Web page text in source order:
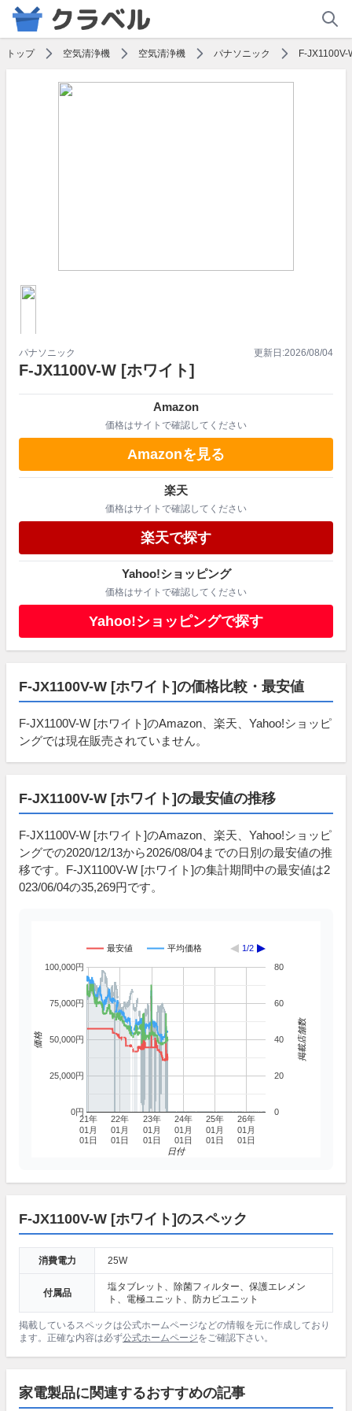
トップ 空気清浄機 空気清浄機 パナソニック F-JX1100V-
パナソニック
F-JX1100V-W [ホワイト]
更新日:2026/08/04
Amazon
価格はサイトで確認してください
Amazonを見る
楽天
価格はサイトで確認してください
楽天で探す
Yahoo!ショッピング
価格はサイトで確認してください
Yahoo!ショッピングで探す
F-JX1100V-W [ホワイト]の価格比較・最安値
F-JX1100V-W [ホワイト]のAmazon、楽天、Yahoo!ショッピ
ングでは現在販売されていません。
F-JX1100V-W [ホワイト]の最安値の推移
F-JX1100V-W [ホワイト]のAmazon、楽天、Yahoo!ショッピ
ングでの2020/12/13から2026/08/04までの日別の最安値の推
移です。F-JX1100V-W [ホワイト]の集計期間中の最安値は2
023/06/04の35,269円です。
最安値 平均価格 1/2
21年
01月
01日
22年
01月
01日
23年
01月
01日
24年
01月
01日
25年
01月
01日
26年
01月
01日
0円
25,000円
50,000円
75,000円
100,000円
0
20
40
60
80
日付
価格 掲載店舗数
F-JX1100V-W [ホワイト]のスペック
消費電力 25W
付属品
塩タブレット、除菌フィルター、保護エレメン
ト、電極ユニット、防カビユニット
掲載しているスペックは公式ホームページなどの情報を元に作成しており
ます。正確な内容は必ず公式ホームページをご確認下さい。
家電製品に関連するおすすめの記事